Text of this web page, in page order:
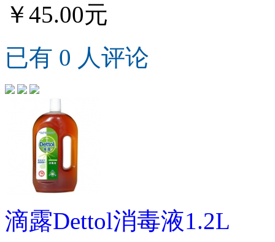
￥45.00元
已有 0 人评论
滴露Dettol消毒液1.2L